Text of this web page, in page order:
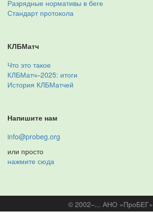
Разрядные нормативы в беге
Стандарт протокола
КЛБМатч
Что это такое
КЛБМатч–2025: итоги
История КЛБМатчей
Напишите нам
info@probeg.org
или просто
нажмите сюда
© 2002–... АНО «ПроБЕГ»